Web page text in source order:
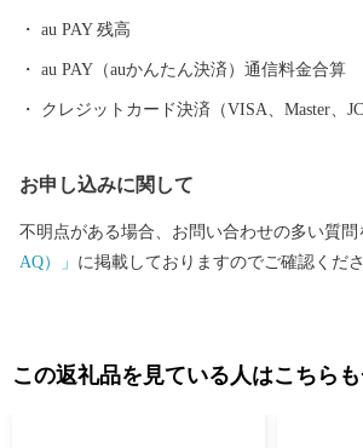
辺町へ来ていただけることをお待ちしており
au PAY 残高
au PAY（auかんたん決済）通信料金合算
クレジットカード決済（VISA、Master、
お申し込みに関して
不明点がある場合、お問い合わせの多い質問
AQ）」 に掲載しておりますのでご確認くださ
この返礼品を見ている人はこちら